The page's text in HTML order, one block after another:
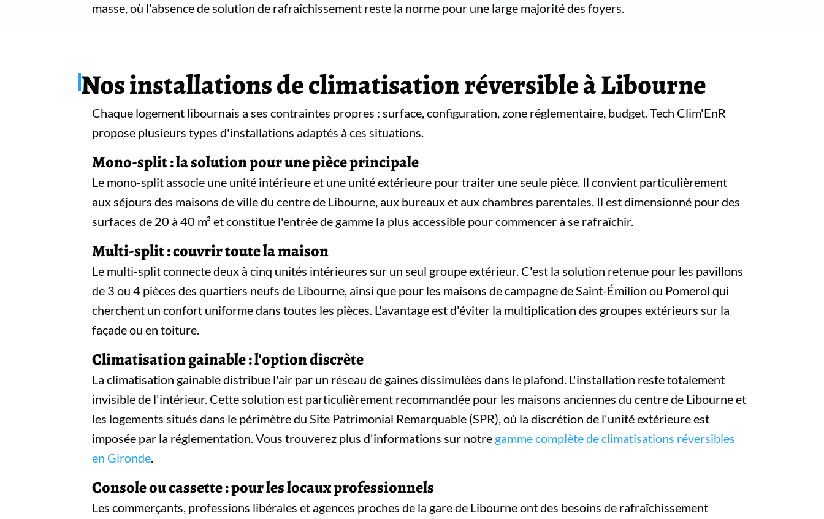
masse, où l'absence de solution de rafraîchissement reste la norme pour une large majorité des foyers.
Nos installations de climatisation réversible à Libourne
Chaque logement libournais a ses contraintes propres : surface, configuration, zone réglementaire, budget. Tech Clim'EnR
propose plusieurs types d'installations adaptés à ces situations.
Mono-split : la solution pour une pièce principale
Le mono-split associe une unité intérieure et une unité extérieure pour traiter une seule pièce. Il convient particulièrement
aux séjours des maisons de ville du centre de Libourne, aux bureaux et aux chambres parentales. Il est dimensionné pour des
surfaces de 20 à 40 m² et constitue l'entrée de gamme la plus accessible pour commencer à se rafraîchir.
Multi-split : couvrir toute la maison
Le multi-split connecte deux à cinq unités intérieures sur un seul groupe extérieur. C'est la solution retenue pour les pavillons
de 3 ou 4 pièces des quartiers neufs de Libourne, ainsi que pour les maisons de campagne de Saint-Émilion ou Pomerol qui
cherchent un confort uniforme dans toutes les pièces. L'avantage est d'éviter la multiplication des groupes extérieurs sur la
façade ou en toiture.
Climatisation gainable : l'option discrète
La climatisation gainable distribue l'air par un réseau de gaines dissimulées dans le plafond. L'installation reste totalement
invisible de l'intérieur. Cette solution est particulièrement recommandée pour les maisons anciennes du centre de Libourne et
les logements situés dans le périmètre du Site Patrimonial Remarquable (SPR), où la discrétion de l'unité extérieure est
imposée par la réglementation. Vous trouverez plus d'informations sur notre gamme complète de climatisations réversibles
en Gironde.
Console ou cassette : pour les locaux professionnels
Les commerçants, professions libérales et agences proches de la gare de Libourne ont des besoins de rafraîchissement